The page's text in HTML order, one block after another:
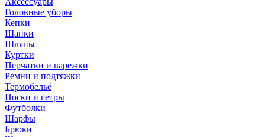
Головные уборы
Кепки
Шапки
Шляпы
Куртки
Перчатки и варежки
Ремни и подтяжки
Термобельё
Носки и гетры
Футболки
Шарфы
Брюки